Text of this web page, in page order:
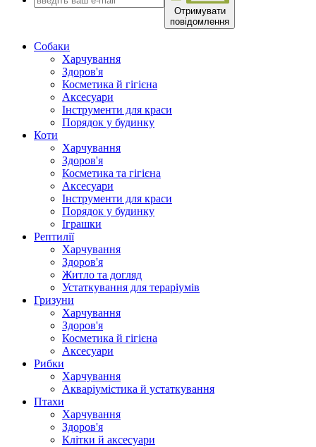
Отримувати
повідомлення
Собаки
Харчування
Здоров'я
Косметика й гігієна
Аксесуари
Інструменти для краси
Порядок у будинку
Коти
Харчування
Здоров'я
Косметика та гігієна
Аксесуари
Інструменти для краси
Порядок у будинку
Іграшки
Рептилії
Харчування
Здоров'я
Житло та догляд
Устаткування для тераріумів
Гризуни
Харчування
Здоров'я
Косметика й гігієна
Аксесуари
Рибки
Харчування
Акваріумістика й устаткування
Птахи
Харчування
Здоров'я
Клітки й аксесуари